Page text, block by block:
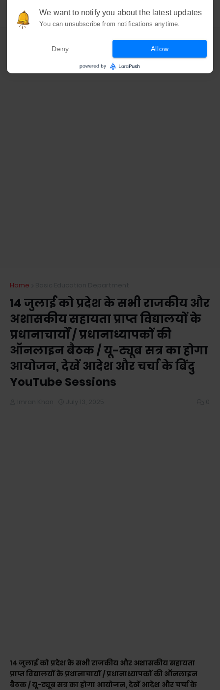
Home
14 जुलाई को प्रदेश के सभी राजकीय और
अशासकीय सहायता प्राप्त विद्यालयों के
प्रधानाचार्यों / प्रधानाध्यापकों की
ऑनलाइन बैठक / यू-ट्यूब सत्र का होगा
आयोजन, देखें आदेश और चर्चा के बिंदु
YouTube Sessions
14 जुलाई को प्रदेश के सभी राजकीय और अशासकीय सहायता
प्राप्त विद्यालयों के प्रधानाचार्यों / प्रधानाध्यापकों की ऑनलाइन
बैठक / यू-ट्यूब सत्र का होगा आयोजन, देखें आदेश और चर्चा के
We want to notify you about the latest updates
You can unsubscribe from notifications anytime.
Deny Allow